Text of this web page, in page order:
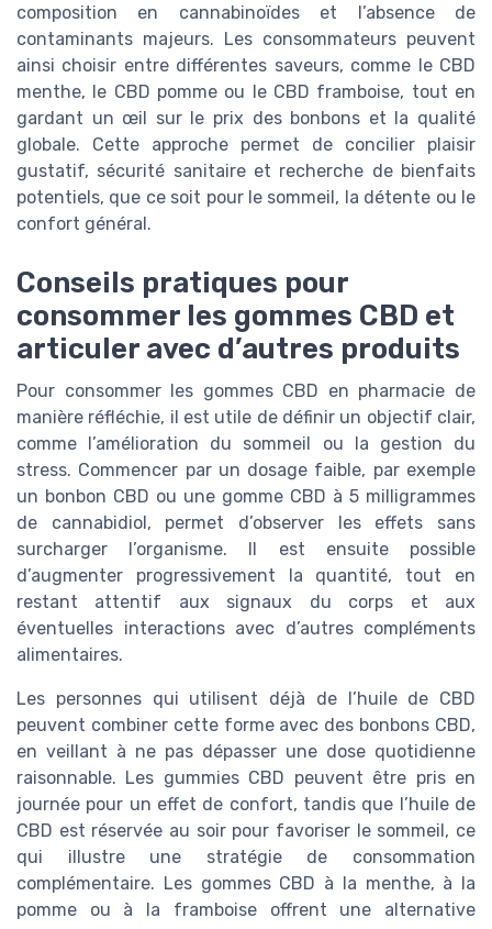
composition en cannabinoïdes et l’absence de
contaminants majeurs. Les consommateurs peuvent
ainsi choisir entre différentes saveurs, comme le CBD
menthe, le CBD pomme ou le CBD framboise, tout en
gardant un œil sur le prix des bonbons et la qualité
globale. Cette approche permet de concilier plaisir
gustatif, sécurité sanitaire et recherche de bienfaits
potentiels, que ce soit pour le sommeil, la détente ou le
confort général.
Conseils pratiques pour
consommer les gommes CBD et
articuler avec d’autres produits
Pour consommer les gommes CBD en pharmacie de
manière réfléchie, il est utile de définir un objectif clair,
comme l’amélioration du sommeil ou la gestion du
stress. Commencer par un dosage faible, par exemple
un bonbon CBD ou une gomme CBD à 5 milligrammes
de cannabidiol, permet d’observer les effets sans
surcharger l’organisme. Il est ensuite possible
d’augmenter progressivement la quantité, tout en
restant attentif aux signaux du corps et aux
éventuelles interactions avec d’autres compléments
alimentaires.
Les personnes qui utilisent déjà de l’huile de CBD
peuvent combiner cette forme avec des bonbons CBD,
en veillant à ne pas dépasser une dose quotidienne
raisonnable. Les gummies CBD peuvent être pris en
journée pour un effet de confort, tandis que l’huile de
CBD est réservée au soir pour favoriser le sommeil, ce
qui illustre une stratégie de consommation
complémentaire. Les gommes CBD à la menthe, à la
pomme ou à la framboise offrent une alternative